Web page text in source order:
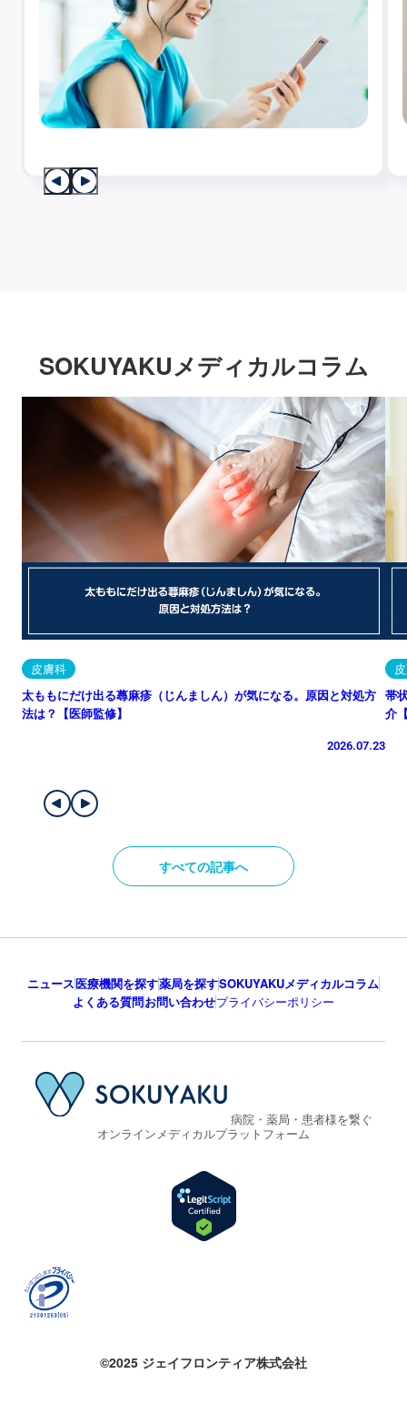
SOKUYAKUメディカルコラム
皮膚科
太ももにだけ出る蕁麻疹（じんましん）が気になる。原因と対処方
法は？【医師監修】
2026.07.23
帯
介
すべての記事へ
ニュース医療機関を探す薬局を探すSOKUYAKUメディカルコラム
よくある質問お問い合わせプライバシーポリシー
病院・薬局・患者様を繋ぐ
オンラインメディカルプラットフォーム
©2025 ジェイフロンティア株式会社